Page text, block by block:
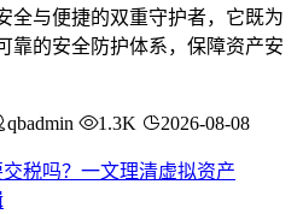
全与便捷的双重守护者，它既为
靠的安全防护体系，保障资产安
qbadmin 1.3K 2026-08-08